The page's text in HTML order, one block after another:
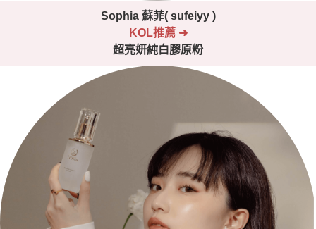
Sophia 蘇菲( sufeiyy )
KOL推薦 ➜
超亮妍純白膠原粉